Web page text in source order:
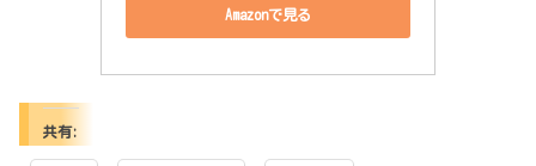
Amazonで見る
共有: